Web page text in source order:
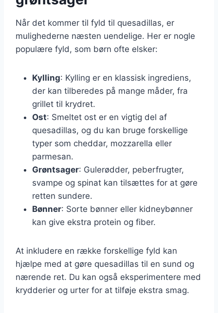
Når det kommer til fyld til quesadillas, er
mulighederne næsten uendelige. Her er nogle
populære fyld, som børn ofte elsker:
Kylling: Kylling er en klassisk ingrediens,
der kan tilberedes på mange måder, fra
grillet til krydret.
Ost: Smeltet ost er en vigtig del af
quesadillas, og du kan bruge forskellige
typer som cheddar, mozzarella eller
parmesan.
Grøntsager: Gulerødder, peberfrugter,
svampe og spinat kan tilsættes for at gøre
retten sundere.
Bønner: Sorte bønner eller kidneybønner
kan give ekstra protein og fiber.
At inkludere en række forskellige fyld kan
hjælpe med at gøre quesadillas til en sund og
nærende ret. Du kan også eksperimentere med
krydderier og urter for at tilføje ekstra smag.